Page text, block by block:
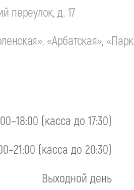
переулок, д. 17
«Арбатская», «Парк
(касса до 17:30)
(касса до 20:30)
Выходной день